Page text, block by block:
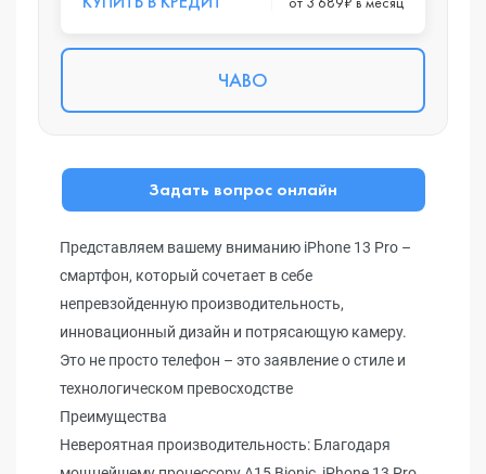
ЧАВО
Задать вопрос онлайн
Представляем вашему вниманию iPhone 13 Pro –
смартфон, который сочетает в себе
непревзойденную производительность,
инновационный дизайн и потрясающую камеру.
Это не просто телефон – это заявление о стиле и
технологическом превосходстве
Преимущества
Невероятная производительность: Благодаря